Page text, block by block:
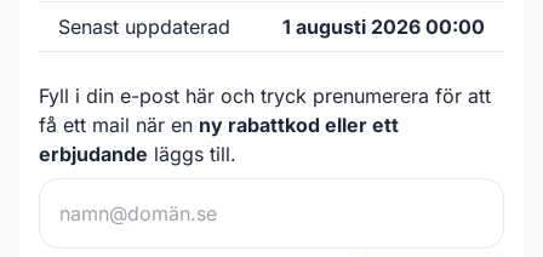
Senast uppdaterad 1 augusti 2026 00:00
Fyll i din e-post här och tryck prenumerera för att
få ett mail när en ny rabattkod eller ett
erbjudande läggs till.